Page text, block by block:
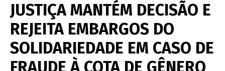
JUSTIÇA MANTÉM DECISÃO E
REJEITA EMBARGOS DO
SOLIDARIEDADE EM CASO DE
FRAUDE À COTA DE GÊNERO